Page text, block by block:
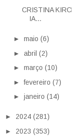
CRISTINA
IA...
► maio (6)
► abril (2)
► março (10)
►fevereiro (7)
► janeiro (14)
► 2024 (281)
► 2023 (353)